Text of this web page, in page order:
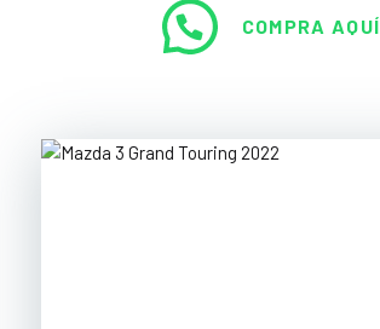
COMPRA AQUÍ